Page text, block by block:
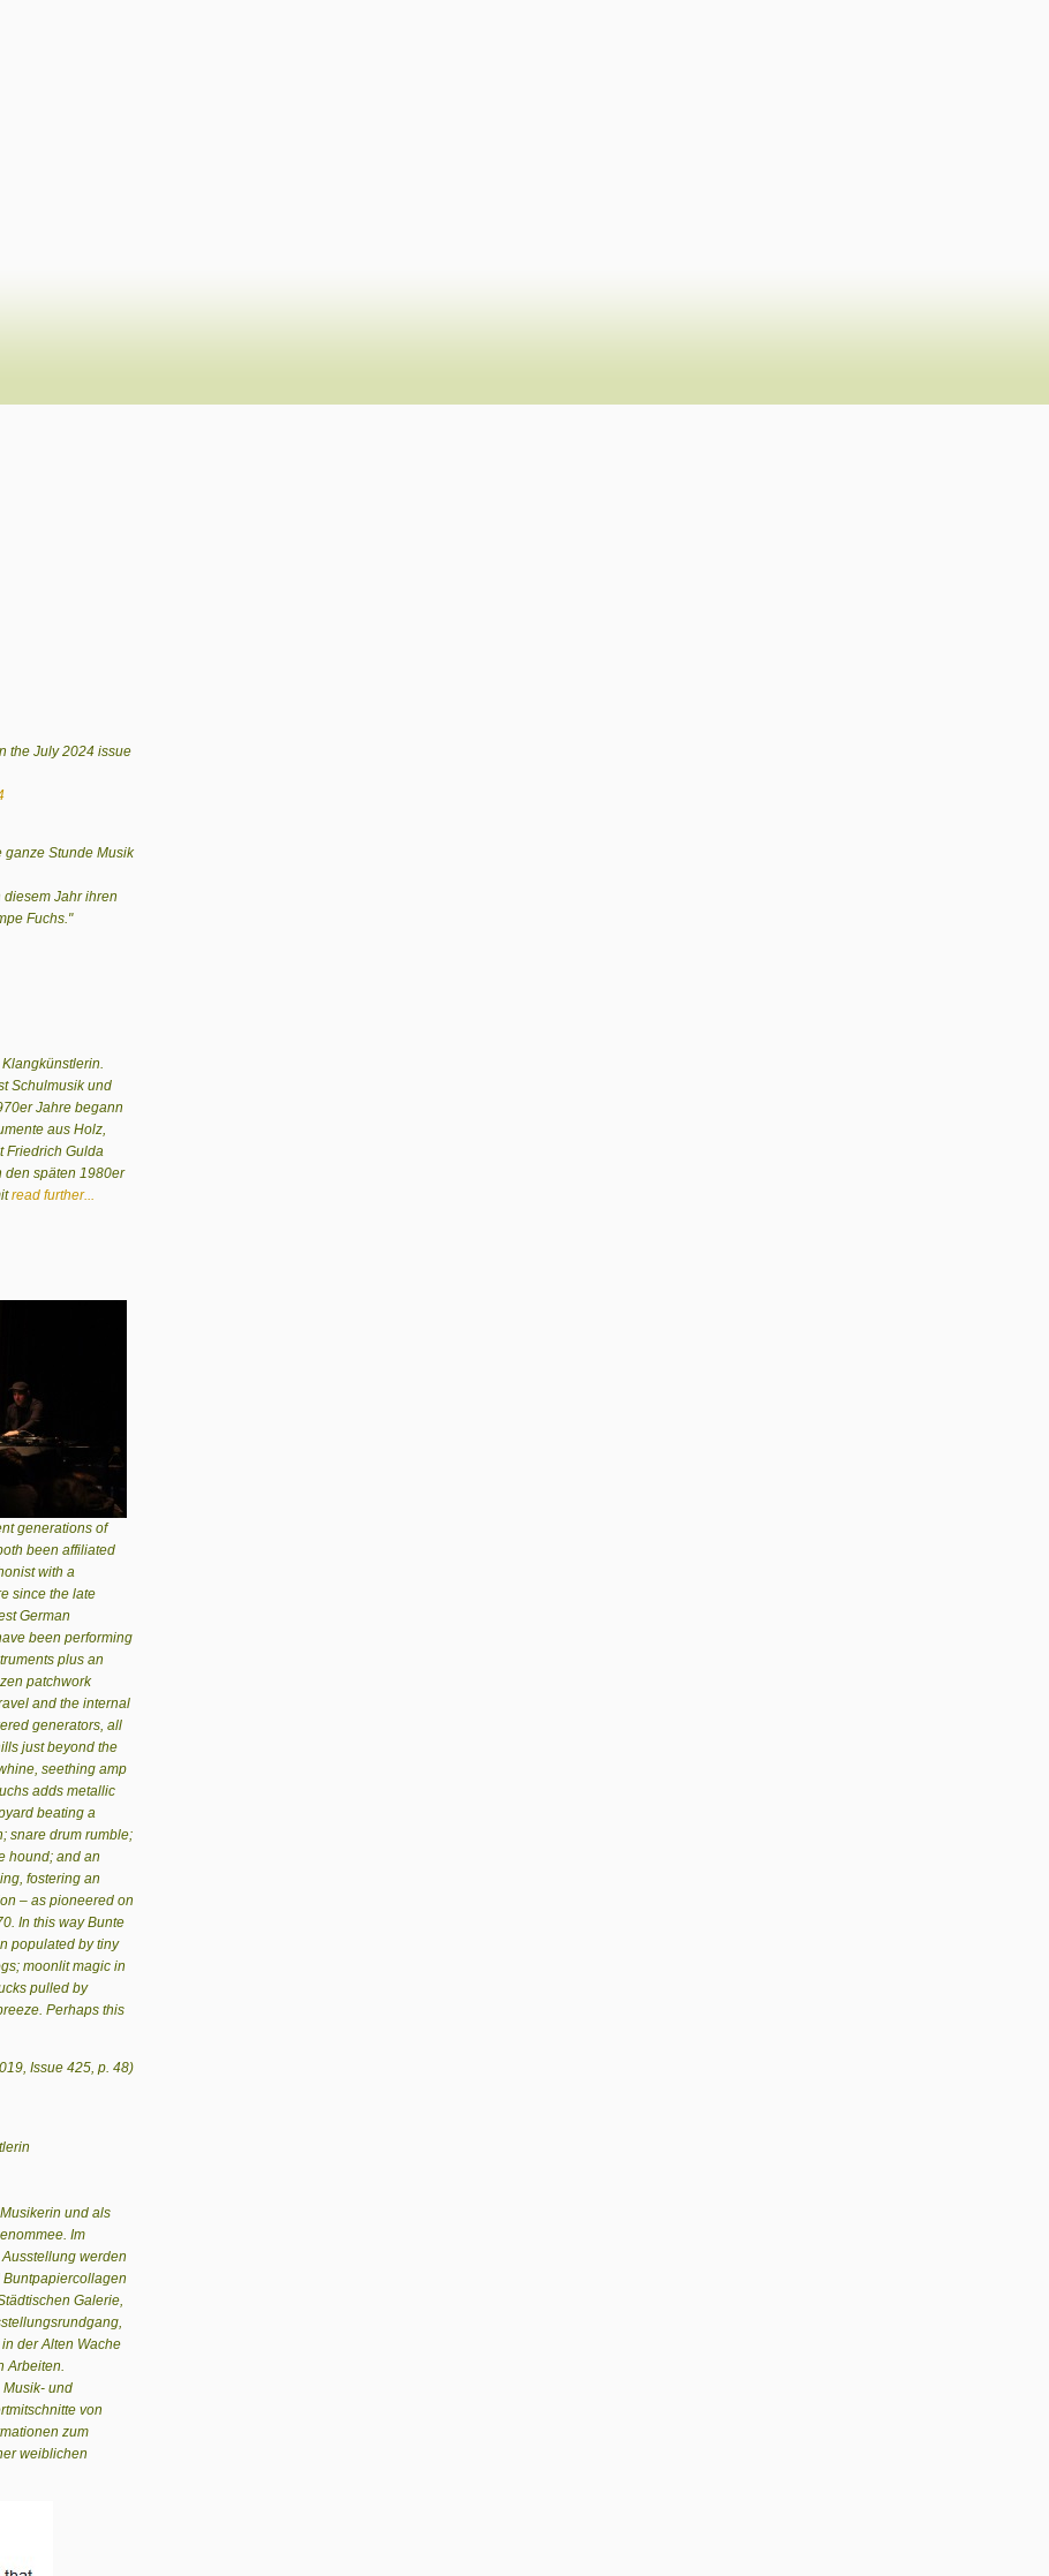
the July 2024 issue
ganze Stunde Musik
Jahr ihren
Fuchs."
Schulmusik und
Jahre begann
aus Holz,
Friedrich Gulda
den späten 1980er
read further...
generations of
been affiliated
with a
since the late
German
been performing
plus an
patchwork
and the internal
generators, all
just beyond the
seething amp
adds metallic
beating a
snare drum rumble;
hound; and an
fostering an
– as pioneered on
In this way Bunte
populated by tiny
moonlit magic in
pulled by
Perhaps this
Issue 425, p. 48)
und als
Im
werden
Galerie,
der Alten Wache
Arbeiten.
und
von
zum
weiblichen